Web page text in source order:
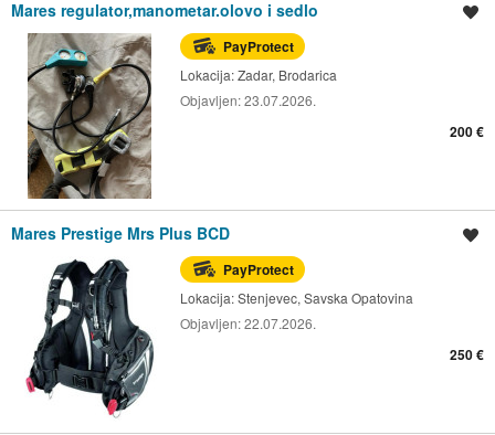
Mares regulator,manometar.olovo i sedlo
PayProtect
Lokacija:Zadar, Brodarica
Objavljen:23.07.2026.
200 €
Mares Prestige Mrs Plus BCD
PayProtect
Lokacija:Stenjevec, Savska Opatovina
Objavljen:22.07.2026.
250 €